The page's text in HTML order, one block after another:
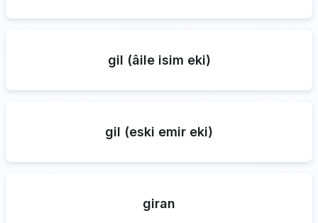
gil (âile isim eki)
gil (eski emir eki)
giran